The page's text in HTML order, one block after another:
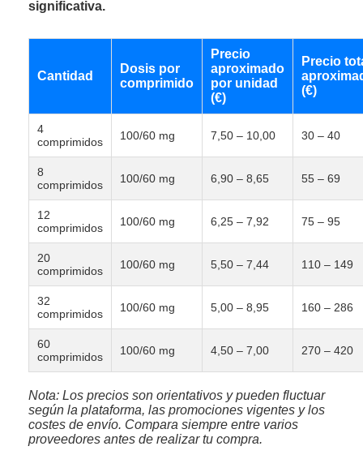
significativa.
Cantidad
Dosis por
comprimido
Precio
aproximado
por unidad
(€)
Precio
(€)
4
comprimidos
100/60 mg 7,50 – 10,00 30 – 40
8
comprimidos
100/60 mg 6,90 – 8,65 55 – 69
12
comprimidos
100/60 mg 6,25 – 7,92 75 – 95
20
comprimidos
100/60 mg 5,50 – 7,44 110 – 149
32
comprimidos
100/60 mg 5,00 – 8,95 160 – 286
60
comprimidos
100/60 mg 4,50 – 7,00 270 – 420
Nota: Los precios son orientativos y pueden fluctuar
según la plataforma, las promociones vigentes y los
costes de envío. Compara siempre entre varios
proveedores antes de realizar tu compra.